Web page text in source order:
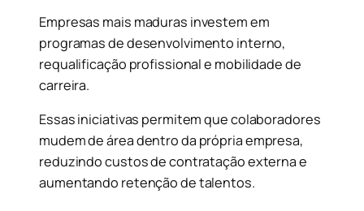
Empresas mais maduras investem em
programas de desenvolvimento interno,
requalificação profissional e mobilidade de
carreira.
Essas iniciativas permitem que colaboradores
mudem de área dentro da própria empresa,
reduzindo custos de contratação externa e
aumentando retenção de talentos.